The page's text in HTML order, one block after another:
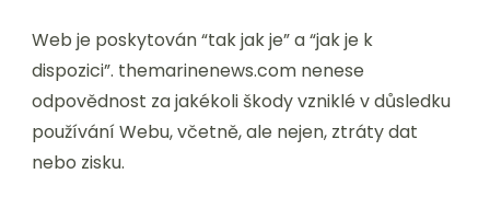
Web je poskytován “tak jak je” a “jak je k
dispozici”. themarinenews.com nenese
odpovědnost za jakékoli škody vzniklé v důsledku
používání Webu, včetně, ale nejen, ztráty dat
nebo zisku.